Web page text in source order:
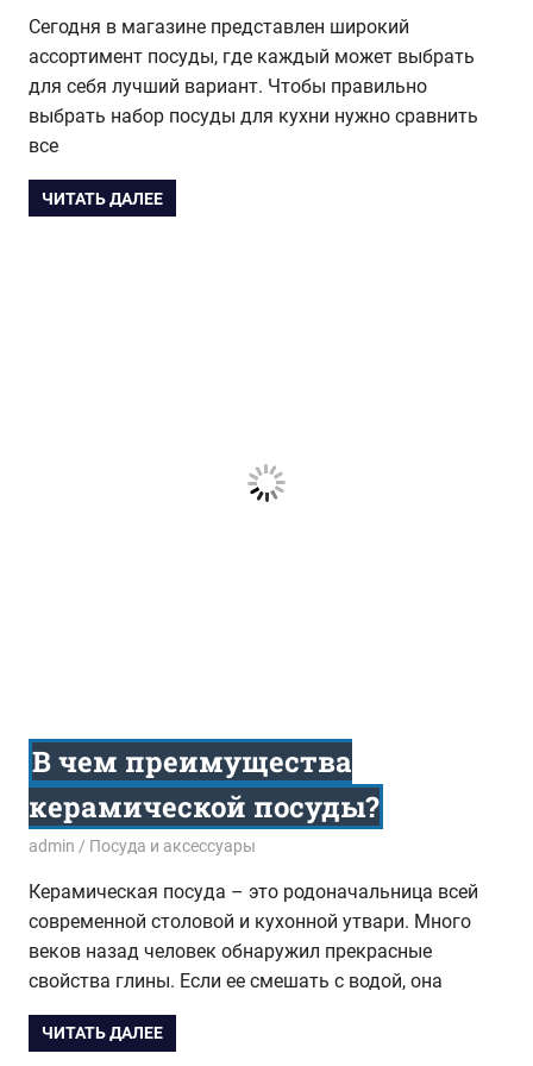
Сегодня в магазине представлен широкий
ассортимент посуды, где каждый может выбрать
для себя лучший вариант. Чтобы правильно
выбрать набор посуды для кухни нужно сравнить
все
ЧИТАТЬ ДАЛЕЕ
В чем преимущества
керамической посуды?
03.01.2015
admin Посуда и аксессуары
Керамическая посуда – это родоначальница всей
современной столовой и кухонной утвари. Много
веков назад человек обнаружил прекрасные
свойства глины. Если ее смешать с водой, она
ЧИТАТЬ ДАЛЕЕ